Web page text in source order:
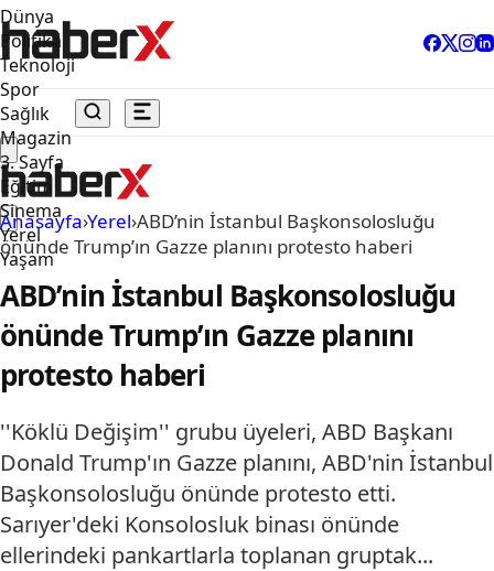
Dünya
Politika
Teknoloji
Spor
Sağlık
Magazin
3. Sayfa
Eğitim
Sinema
Yerel
Yaşam
Anasayfa›Yerel›ABD’nin İstanbul Başkonsolosluğu
önünde Trump’ın Gazze planını protesto haberi
ABD’nin İstanbul Başkonsolosluğu
önünde Trump’ın Gazze planını
protesto haberi
''Köklü Değişim'' grubu üyeleri, ABD Başkanı
Donald Trump'ın Gazze planını, ABD'nin İstanbul
Başkonsolosluğu önünde protesto etti.
Sarıyer'deki Konsolosluk binası önünde
ellerindeki pankartlarla toplanan gruptak...